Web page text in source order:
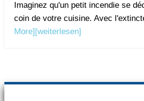
Imaginez qu'un petit incendie se
coin de votre cuisine. Avec
More][weiterlesen]